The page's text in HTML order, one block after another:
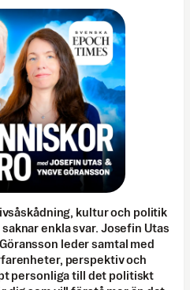
kultur och politik
enkla svar. Josefin Utas
leder samtal med
perspektiv och
personliga till det politiskt